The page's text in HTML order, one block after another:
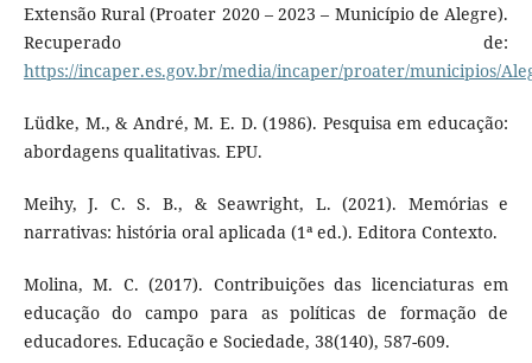
Extensão Rural (Proater 2020 – 2023 – Município de Alegre).
Recuperado de:
https://incaper.es.gov.br/media/incaper/proater/municipios/
Lüdke, M., & André, M. E. D. (1986). Pesquisa em educação:
abordagens qualitativas. EPU.
Meihy, J. C. S. B., & Seawright, L. (2021). Memórias e
narrativas: história oral aplicada (1ª ed.). Editora Contexto.
Molina, M. C. (2017). Contribuições das licenciaturas em
educação do campo para as políticas de formação de
educadores. Educação e Sociedade, 38(140), 587-609.